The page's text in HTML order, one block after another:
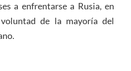
a enfrentarse a Rusia, en
de la mayoría del